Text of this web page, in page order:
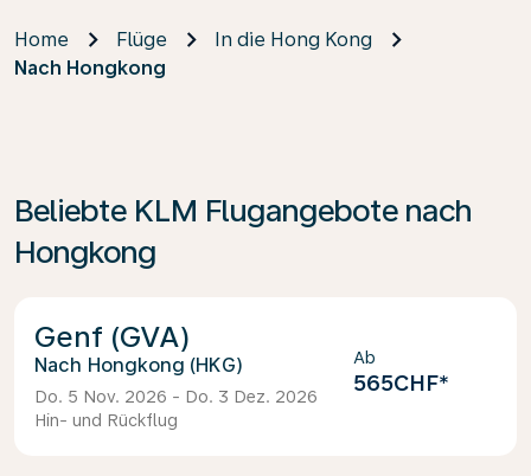
Home Flüge
In die Hong Kong
Nach Hongkong
Beliebte KLM Flugangebote nach
Hongkong
Genf (GVA)
Hongkong (HKG)
Do. 5 Nov. 2026 - Do. 3 Dez. 2026
Hin- und Rückflug
Ab
565CHF*